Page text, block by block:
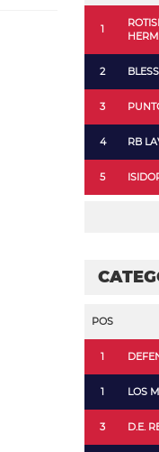
1
2
3
4 RB
5
POS
1
1 LOS
3 D.E.